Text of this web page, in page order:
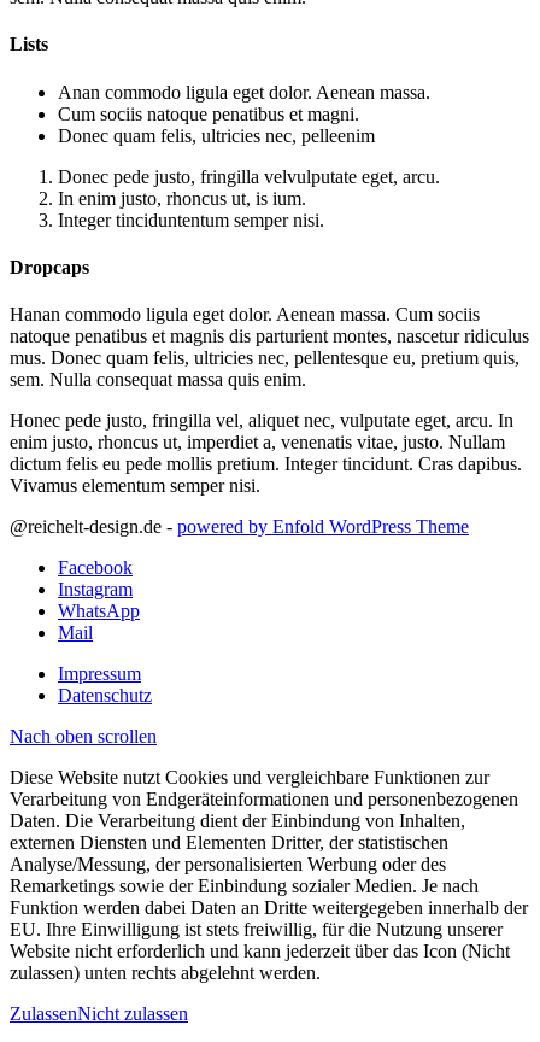
Lists
Anan commodo ligula eget dolor. Aenean massa.
Cum sociis natoque penatibus et magni.
Donec quam felis, ultricies nec, pelleenim
Donec pede justo, fringilla velvulputate eget, arcu.
In enim justo, rhoncus ut, is ium.
Integer tinciduntentum semper nisi.
Dropcaps
Hanan commodo ligula eget dolor. Aenean massa. Cum sociis
natoque penatibus et magnis dis parturient montes, nascetur ridiculus
mus. Donec quam felis, ultricies nec, pellentesque eu, pretium quis,
sem. Nulla consequat massa quis enim.
Honec pede justo, fringilla vel, aliquet nec, vulputate eget, arcu. In
enim justo, rhoncus ut, imperdiet a, venenatis vitae, justo. Nullam
dictum felis eu pede mollis pretium. Integer tincidunt. Cras dapibus.
Vivamus elementum semper nisi.
@reichelt-design.de - powered by Enfold WordPress Theme
Facebook
Instagram
WhatsApp
Mail
Impressum
Datenschutz
Nach oben scrollen
Diese Website nutzt Cookies und vergleichbare Funktionen zur
Verarbeitung von Endgeräteinformationen und personenbezogenen
Daten. Die Verarbeitung dient der Einbindung von Inhalten,
externen Diensten und Elementen Dritter, der statistischen
Analyse/Messung, der personalisierten Werbung oder des
Remarketings sowie der Einbindung sozialer Medien. Je nach
Funktion werden dabei Daten an Dritte weitergegeben innerhalb der
EU. Ihre Einwilligung ist stets freiwillig, für die Nutzung unserer
Website nicht erforderlich und kann jederzeit über das Icon (Nicht
zulassen) unten rechts abgelehnt werden.
ZulassenNicht zulassen